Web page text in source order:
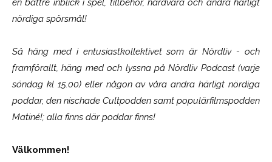
en bättre inblick i spel, tillbehör, hårdvara och andra härligt
nördiga spörsmål!
Så häng med i entusiastkollektivet som ärNördliv- och
framförallt, häng med och lyssna på Nördliv Podcast (varje
söndag kl 15.00) eller någon av våra andra härligt nördiga
poddar, den nischade Cultpodden samt populärfilmspodden
Matiné!; alla finns där poddar finns!
Välkommen!